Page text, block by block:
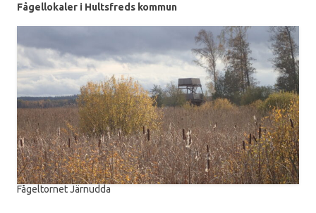
Fågellokaler i Hultsfreds kommun
Fågeltornet Järnudda